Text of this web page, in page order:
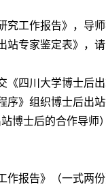
工作报告》，导师
站专家鉴定表》，
四川大学博士后
序》组织博士后出
博士后的合作导
作报告》（一式两